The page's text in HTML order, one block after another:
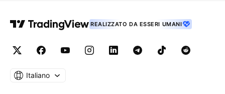
REALIZZATO DA ESSERI UMANI
Italiano